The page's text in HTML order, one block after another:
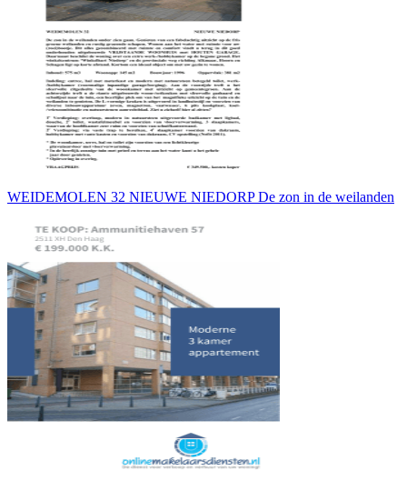
WEIDEMOLEN 32 NIEUWE NIEDORP De zon in de weilanden